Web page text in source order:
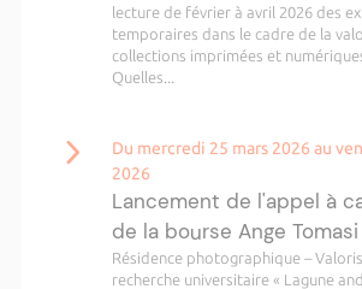
lecture de février à avril 2026 des
temporaires dans le cadre de la
collections imprimées et
Quelles...
Du mercredi 25 mars 2026 au
2026
Lancement de l'appel à
de la bourse Ange Tomasi
Résidence photographique –
recherche universitaire « Lagune